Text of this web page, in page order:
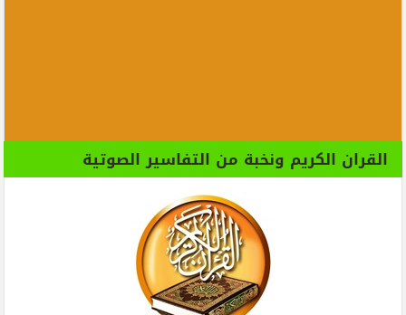
القران الكريم ونخبة من التفاسير الصوتية